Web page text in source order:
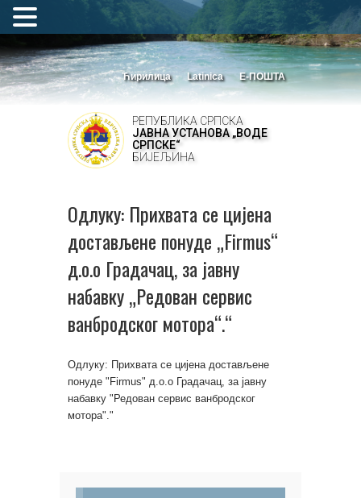
Ћирилица Latinica Е-ПОШТА
РЕПУБЛИКА СРПСКА
ЈАВНА УСТАНОВА „ВОДЕ
СРПСКЕ“
БИЈЕЉИНА
Одлуку: Прихвата се цијена
достављене понуде „Firmus“
д.о.о Градачац, за јавну
набавку „Редован сервис
ванбродског мотора“.“
Одлуку: Прихвата се цијена достављене
понуде "Firmus" д.о.о Градачац, за јавну
набавку "Редован сервис ванбродског
мотора"."